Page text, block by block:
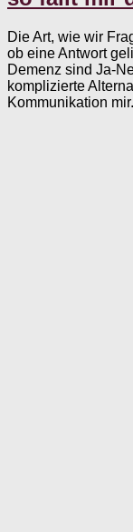
Die Art, wie wir
ob eine Antwort
Demenz sind Ja-
komplizierte
Kommunikation